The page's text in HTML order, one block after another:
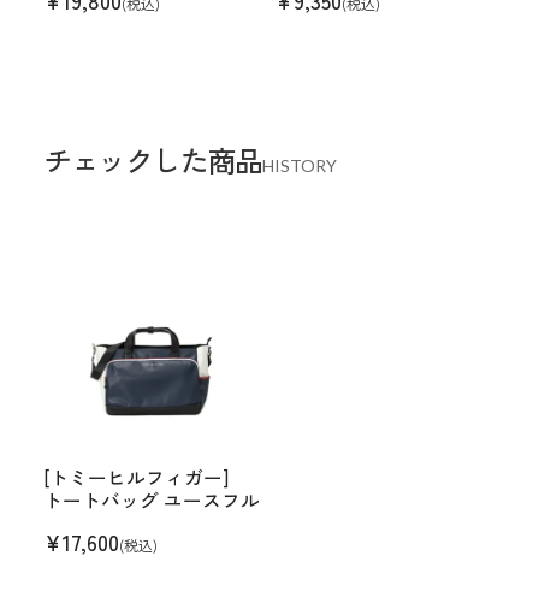
チェックした商品HISTORY
[トミーヒルフィガー]
トートバッグ ユースフル
¥17,600(税込)